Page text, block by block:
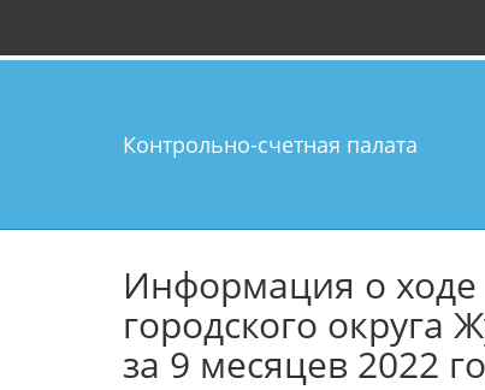
Контрольно-счетная палата
Информация о
городского округа
за 9 месяцев 2022